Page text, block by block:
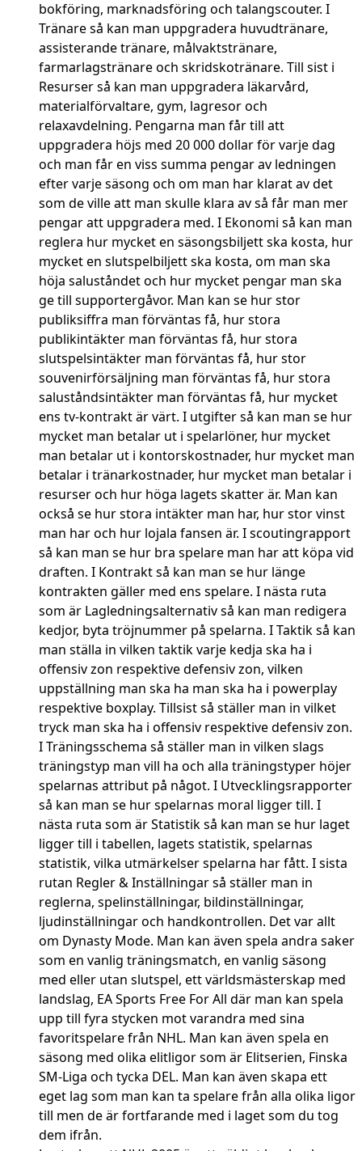
bokföring, marknadsföring och talangscouter. I
Tränare så kan man uppgradera huvudtränare,
assisterande tränare, målvaktstränare,
farmarlagstränare och skridskotränare. Till sist i
Resurser så kan man uppgradera läkarvård,
materialförvaltare, gym, lagresor och
relaxavdelning. Pengarna man får till att
uppgradera höjs med 20 000 dollar för varje dag
och man får en viss summa pengar av ledningen
efter varje säsong och om man har klarat av det
som de ville att man skulle klara av så får man mer
pengar att uppgradera med. I Ekonomi så kan man
reglera hur mycket en säsongsbiljett ska kosta, hur
mycket en slutspelbiljett ska kosta, om man ska
höja saluståndet och hur mycket pengar man ska
ge till supportergåvor. Man kan se hur stor
publiksiffra man förväntas få, hur stora
publikintäkter man förväntas få, hur stora
slutspelsintäkter man förväntas få, hur stor
souvenirförsäljning man förväntas få, hur stora
saluståndsintäkter man förväntas få, hur mycket
ens tv-kontrakt är värt. I utgifter så kan man se hur
mycket man betalar ut i spelarlöner, hur mycket
man betalar ut i kontorskostnader, hur mycket man
betalar i tränarkostnader, hur mycket man betalar i
resurser och hur höga lagets skatter är. Man kan
också se hur stora intäkter man har, hur stor vinst
man har och hur lojala fansen är. I scoutingrapport
så kan man se hur bra spelare man har att köpa vid
draften. I Kontrakt så kan man se hur länge
kontrakten gäller med ens spelare. I nästa ruta
som är Lagledningsalternativ så kan man redigera
kedjor, byta tröjnummer på spelarna. I Taktik så kan
man ställa in vilken taktik varje kedja ska ha i
offensiv zon respektive defensiv zon, vilken
uppställning man ska ha man ska ha i powerplay
respektive boxplay. Tillsist så ställer man in vilket
tryck man ska ha i offensiv respektive defensiv zon.
I Träningsschema så ställer man in vilken slags
träningstyp man vill ha och alla träningstyper höjer
spelarnas attribut på något. I Utvecklingsrapporter
så kan man se hur spelarnas moral ligger till. I
nästa ruta som är Statistik så kan man se hur laget
ligger till i tabellen, lagets statistik, spelarnas
statistik, vilka utmärkelser spelarna har fått. I sista
rutan Regler & Inställningar så ställer man in
reglerna, spelinställningar, bildinställningar,
ljudinställningar och handkontrollen. Det var allt
om Dynasty Mode. Man kan även spela andra saker
som en vanlig träningsmatch, en vanlig säsong
med eller utan slutspel, ett världsmästerskap med
landslag, EA Sports Free For All där man kan spela
upp till fyra stycken mot varandra med sina
favoritspelare från NHL. Man kan även spela en
säsong med olika elitligor som är Elitserien, Finska
SM-Liga och tycka DEL. Man kan även skapa ett
eget lag som man kan ta spelare från alla olika ligor
till men de är fortfarande med i laget som du tog
dem ifrån.